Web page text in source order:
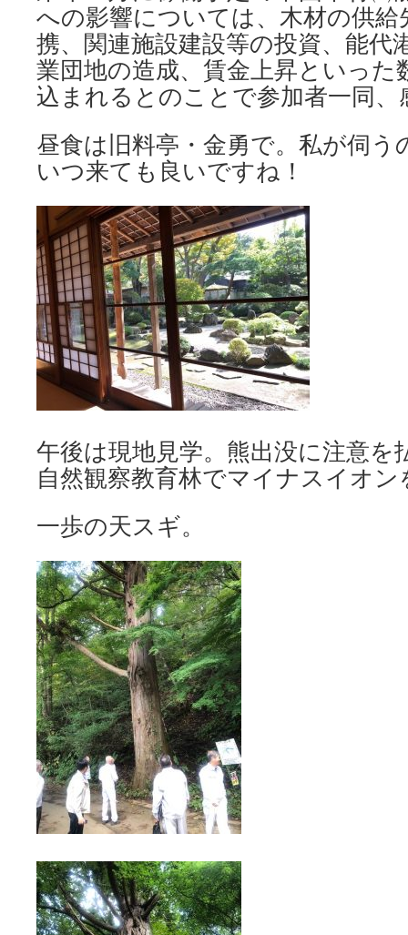
への影響については、木材の供給
携、関連施設建設等の投資、能代
業団地の造成、賃金上昇といった
込まれるとのことで参加者一同
昼食は旧料亭・金勇で。私が伺う
いつ来ても良いですね！
午後は現地見学。熊出没に注意を
自然観察教育林でマイナスイオ
一歩の天スギ。